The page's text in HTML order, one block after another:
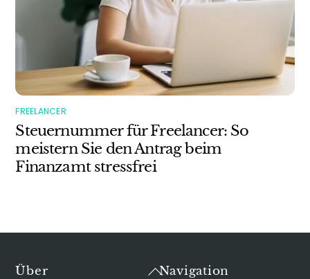
FREELANCER
Steuernummer für Freelancer: So
meistern Sie den Antrag beim
Finanzamt stressfrei
Back
Über Navigation